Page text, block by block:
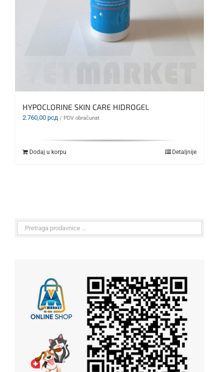
HYPOCLORINE SKIN CARE HIDROGEL
2.760,00 рсд / PDV obračunat
Dodaj u korpu Detaljnije